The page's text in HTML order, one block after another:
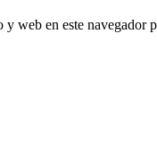
web en este navegador